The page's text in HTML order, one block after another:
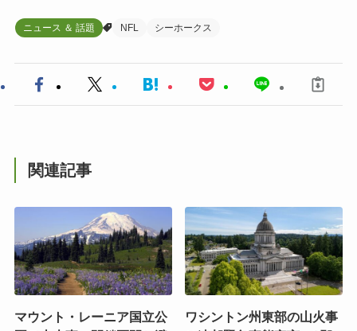
ニュース ＆ 話題 NFL シーホークス
関連記事
マウント・レーニア国立公
ワシントン州東部の山火事